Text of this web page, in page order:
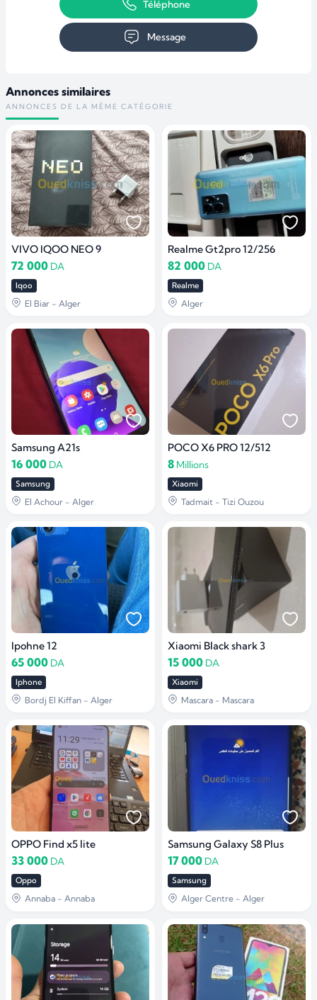
Téléphone
Message
Annonces similaires
ANNONCES DE LA MÊME CATÉGORIE
VIVO IQOO NEO 9
72 000 DA
Iqoo
El Biar - Alger
Realme Gt2pro 12/256
82 000 DA
Realme
Alger
Samsung A21s
16 000 DA
Samsung
El Achour - Alger
POCO X6 PRO 12/512
8 Millions
Xiaomi
Tadmait - Tizi Ouzou
Ipohne 12
65 000 DA
Iphone
Bordj El Kiffan - Alger
Xiaomi Black shark 3
15 000 DA
Xiaomi
Mascara - Mascara
OPPO Find x5 lite
33 000 DA
Oppo
Annaba - Annaba
Samsung Galaxy S8 Plus
17 000 DA
Samsung
Alger Centre - Alger